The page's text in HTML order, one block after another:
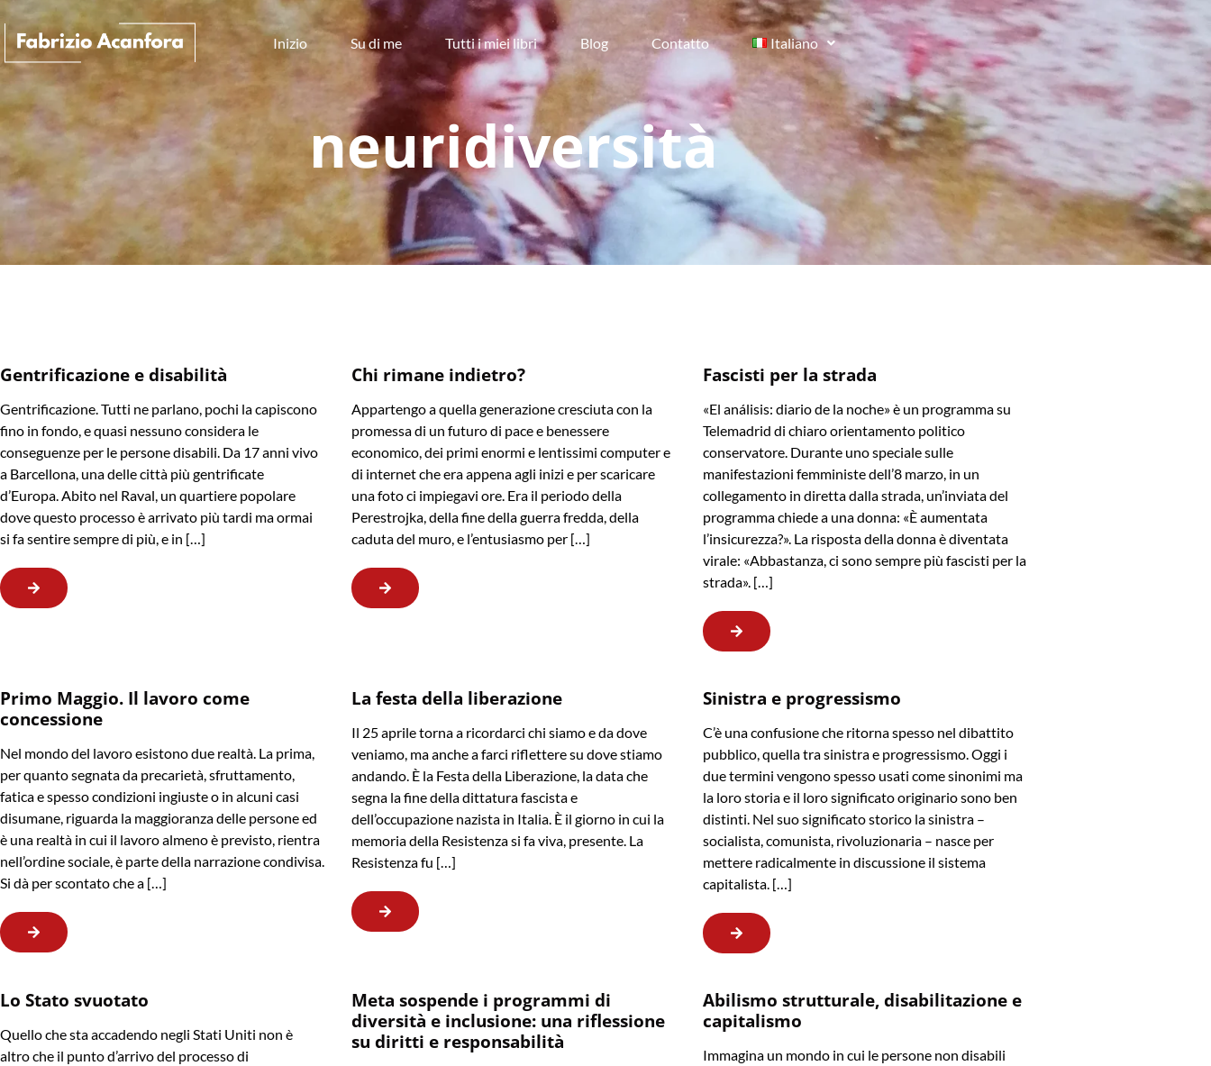
Inizio Su di me Tutti i miei libri Blog Contatto Italiano
neuridiversità
Gentrificazione e disabilità
Gentrificazione. Tutti ne parlano, pochi la capiscono
fino in fondo, e quasi nessuno considera le
conseguenze per le persone disabili. Da 17 anni vivo
a Barcellona, una delle città più gentrificate
d’Europa. Abito nel Raval, un quartiere popolare
dove questo processo è arrivato più tardi ma ormai
si fa sentire sempre di più, e in […]
Chi rimane indietro?
Appartengo a quella generazione cresciuta con la
promessa di un futuro di pace e benessere
economico, dei primi enormi e lentissimi computer e
di internet che era appena agli inizi e per scaricare
una foto ci impiegavi ore. Era il periodo della
Perestrojka, della fine della guerra fredda, della
caduta del muro, e l’entusiasmo per […]
Fascisti per la strada
«El análisis: diario de la noche» è un programma su
Telemadrid di chiaro orientamento politico
conservatore. Durante uno speciale sulle
manifestazioni femministe dell’8 marzo, in un
collegamento in diretta dalla strada, un’inviata del
programma chiede a una donna: «È aumentata
l’insicurezza?». La risposta della donna è diventata
virale: «Abbastanza, ci sono sempre più fascisti per la
strada». […]
Primo Maggio. Il lavoro come
concessione
Nel mondo del lavoro esistono due realtà. La prima,
per quanto segnata da precarietà, sfruttamento,
fatica e spesso condizioni ingiuste o in alcuni casi
disumane, riguarda la maggioranza delle persone ed
è una realtà in cui il lavoro almeno è previsto, rientra
nell’ordine sociale, è parte della narrazione condivisa.
Si dà per scontato che a […]
La festa della liberazione
Il 25 aprile torna a ricordarci chi siamo e da dove
veniamo, ma anche a farci riflettere su dove stiamo
andando. È la Festa della Liberazione, la data che
segna la fine della dittatura fascista e
dell’occupazione nazista in Italia. È il giorno in cui la
memoria della Resistenza si fa viva, presente. La
Resistenza fu […]
Sinistra e progressismo
C’è una confusione che ritorna spesso nel dibattito
pubblico, quella tra sinistra e progressismo. Oggi i
due termini vengono spesso usati come sinonimi ma
la loro storia e il loro significato originario sono ben
distinti. Nel suo significato storico la sinistra –
socialista, comunista, rivoluzionaria – nasce per
mettere radicalmente in discussione il sistema
capitalista. […]
Lo Stato svuotato
Quello che sta accadendo negli Stati Uniti non è
altro che il punto d’arrivo del processo di
Meta sospende i programmi di
diversità e inclusione: una riflessione
su diritti e responsabilità
Abilismo strutturale, disabilitazione e
capitalismo
Immagina un mondo in cui le persone non disabili